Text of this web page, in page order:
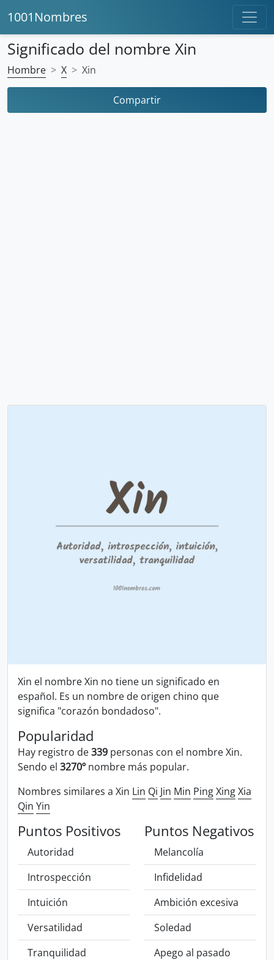
1001Nombres
Significado del nombre Xin
Hombre X Xin
Compartir
Xin el nombre Xin no tiene un significado en
español. Es un nombre de origen chino que
significa "corazón bondadoso".
Popularidad
Hay registro de339 personas con el nombre Xin.
Sendo el 3270º nombre más popular.
Nombres similares a Xin Lin Qi Jin Min PingXingXia
Qin Yin
Puntos Positivos
Autoridad
Introspección
Intuición
Versatilidad
Tranquilidad
Puntos Negativos
Melancolía
Infidelidad
Ambición excesiva
Soledad
Apego al pasado